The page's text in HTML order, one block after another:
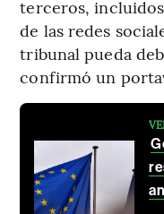
terceros,
de las redes
tribunal pueda
confirmó un